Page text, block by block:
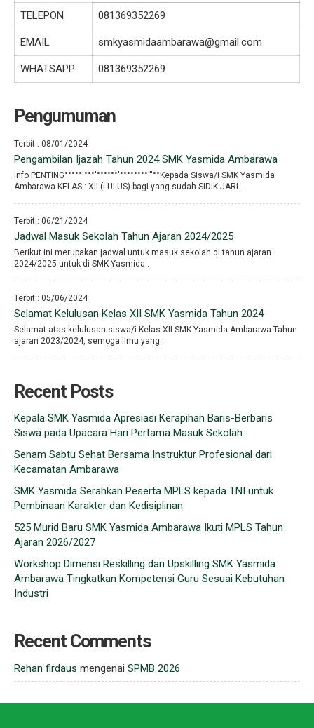
TELEPON 081369352269
EMAIL smkyasmidaambarawa@gmail.com
WHATSAPP 081369352269
Pengumuman
Terbit : 08/01/2024
Pengambilan Ijazah Tahun 2024 SMK Yasmida Ambarawa
info PENTING°°°°°′°°°′°°°°°°′°°°°°°°°′′′°°Kepada Siswa/i SMK Yasmida
Ambarawa KELAS : XII (LULUS) bagi yang sudah SIDIK JARI..
Terbit : 06/21/2024
Jadwal Masuk Sekolah Tahun Ajaran 2024/2025
Berikut ini merupakan jadwal untuk masuk sekolah di tahun ajaran
2024/2025 untuk di SMK Yasmida..
Terbit : 05/06/2024
Selamat Kelulusan Kelas XII SMK Yasmida Tahun 2024
Selamat atas kelulusan siswa/i Kelas XII SMK Yasmida Ambarawa Tahun
ajaran 2023/2024, semoga ilmu yang..
Recent Posts
Kepala SMK Yasmida Apresiasi Kerapihan Baris-Berbaris
Siswa pada Upacara Hari Pertama Masuk Sekolah
Senam Sabtu Sehat Bersama Instruktur Profesional dari
Kecamatan Ambarawa
SMK Yasmida Serahkan Peserta MPLS kepada TNI untuk
Pembinaan Karakter dan Kedisiplinan
525 Murid Baru SMK Yasmida Ambarawa Ikuti MPLS Tahun
Ajaran 2026/2027
Workshop Dimensi Reskilling dan Upskilling SMK Yasmida
Ambarawa Tingkatkan Kompetensi Guru Sesuai Kebutuhan
Industri
Recent Comments
Rehan firdaus mengenai SPMB 2026